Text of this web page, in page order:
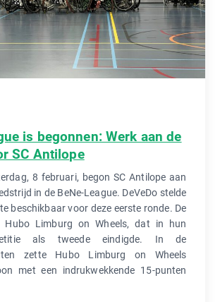
is begonnen: Werk aan de
SC Antilope
8 februari, begon SC Antilope aan
in de BeNe-League. DeVeDo stelde
beschikbaar voor deze eerste ronde. De
Hubo Limburg on Wheels, dat in hun
als tweede eindigde. In de
zette Hubo Limburg on Wheels
met een indrukwekkende 15-punten